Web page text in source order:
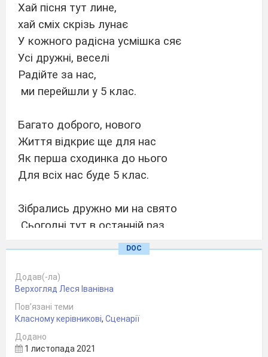
Хай пісня тут лине,
хай сміх скрізь лунає
У кожного радісна усмішка сяє
Усі дружні, веселі
Радійте за нас,
ми перейшли у 5 клас.
Багато доброго, нового
Життя відкриє ще для нас
Як перша сходинка до нього
Для всіх нас буде 5 клас.
Зібрались дружно ми на свято
Сьогодні тут в останній раз
Щоб наших учнів привітати
І провести у 5 клас.
Тож щирими оплесками
Зустрічайте наших випускників.
Шановні батьки і гості! Дорогі учні та
вчителі! Ми раді вас вітати на нашому святі
«Прощання з початковою школою» . 4 роки
DOC
Додав(-ла)
Верхогляд Леся Іванівна
Пов’язані теми
Класному керівникові, Сценарії
Додано
1 листопада 2021